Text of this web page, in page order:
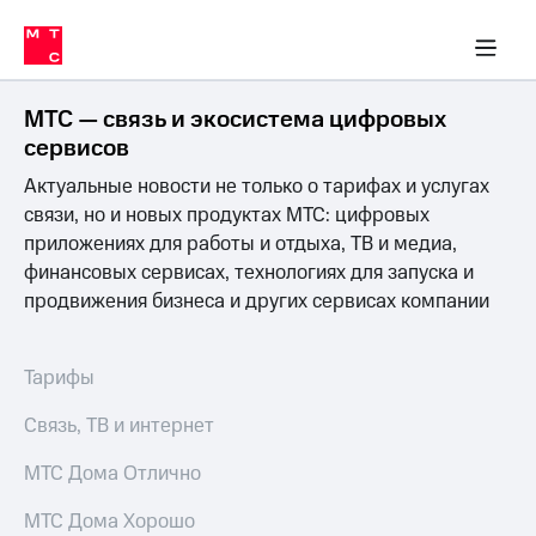
связь
Сервисы и подписки
30% на связь
кабинеты
Мобильная
Интернет
ТВ
Спутниковое
ТВ
МТС
связь
номер
в МТС
Тарифы
в МТС
Тарифы
Услуги
Роуминг
приложение
Мой
МТС
Акции
Скидка 30%
МТС — связь и экосистема цифровых
сервисов
Актуальные новости не только о тарифах и услугах
связи, но и новых продуктах МТС: цифровых
приложениях для работы и отдыха, ТВ и медиа,
финансовых сервисах, технологиях для запуска и
продвижения бизнеса и других сервисах компании
Тарифы
Связь, ТВ и интернет
МТС Дома Отлично
МТС Дома Хорошо